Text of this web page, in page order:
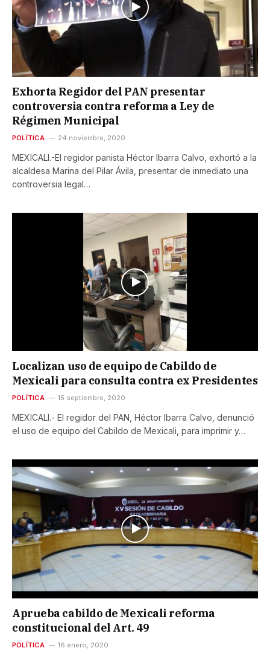
Exhorta Regidor del PAN presentar
controversia contra reforma a Ley de
Régimen Municipal
POLÍTICA 24 noviembre, 2020
MEXICALI.-El regidor panista Héctor Ibarra Calvo, exhortó a la
alcaldesa Marina del Pilar Ávila, presentar de inmediato una
controversia legal…
Localizan uso de equipo de Cabildo de
Mexicali para consulta contra ex Presidentes
POLÍTICA 15 septiembre, 2020
MEXICALI.- El regidor del PAN, Héctor Ibarra Calvo, denunció
el uso de equipo del Cabildo de Mexicali, para imprimir y…
Aprueba cabildo de Mexicali reforma
constitucional del Art. 49
POLÍTICA 16 enero, 2020